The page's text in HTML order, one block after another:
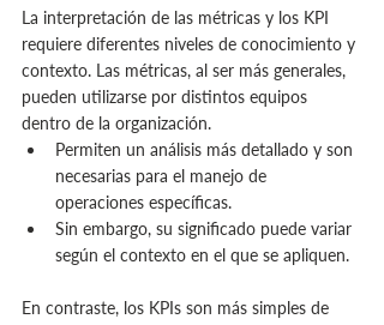
La interpretación de las métricas y los KPI
requiere diferentes niveles de conocimiento y
contexto. Las métricas, al ser más generales,
pueden utilizarse por distintos equipos
dentro de la organización.
Permiten un análisis más detallado y son
necesarias para el manejo de
operaciones específicas.
Sin embargo, su significado puede variar
según el contexto en el que se apliquen.
En contraste, los KPIs son más simples de